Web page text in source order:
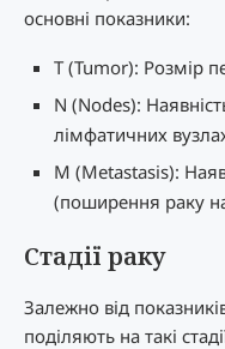
основні показники:
T (Tumor): Розмір
N (Nodes):
лімфатичних
M (Metastasis):
(поширення раку
Стадії раку
Залежно від
поділяють на такі